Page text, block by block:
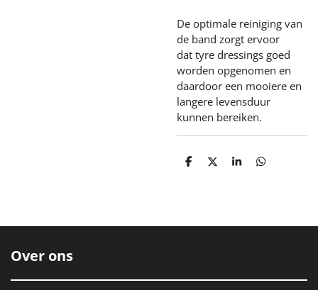
De optimale reiniging van
de band zorgt ervoor
dat tyre dressings goed
worden opgenomen en
daardoor een mooiere en
langere levensduur
kunnen bereiken.
D
D
S
D
Over ons